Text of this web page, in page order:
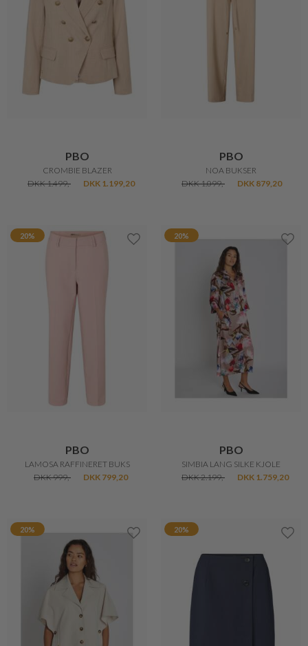
PBO
CROMBIE BLAZER
DKK 1.499,-
DKK 1.199,20
PBO
NOA BUKSER
DKK 1.099,-
DKK 879,20
20%
PBO
LAMOSA RAFFINERET BUKS
DKK 999,-
DKK 799,20
20%
PBO
SIMBIA LANG SILKE KJOLE
DKK 2.199,-
DKK 1.759,20
20% 20%